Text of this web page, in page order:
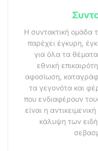
Η συντακτική ομάδα
παρέχει έγκυρη,
για όλα τα
εθνική
αφοσίωση,
τα γεγονότα και
που ενδιαφέρουν
είναι η
κάλυψη των